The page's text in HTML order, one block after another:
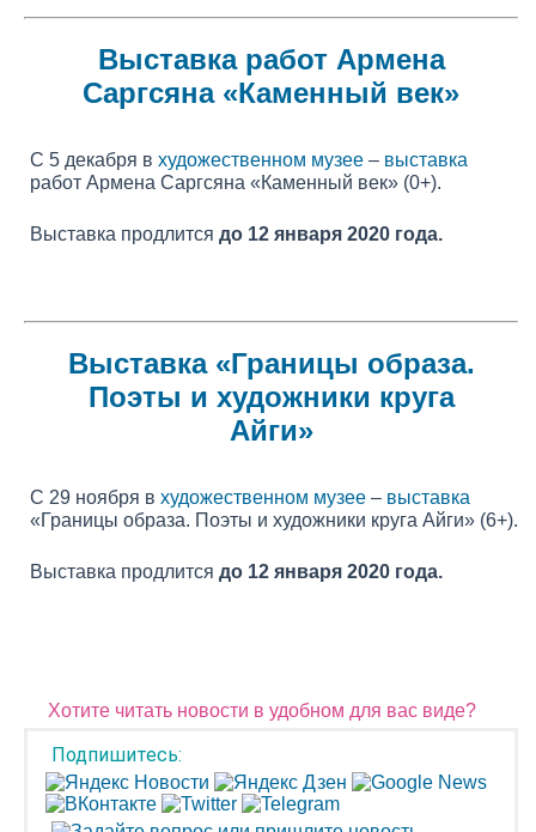
Выставка работ Армена
Саргсяна «Каменный век»
С 5 декабря в художественном музее – выставка
работ Армена Саргсяна «Каменный век» (0+).
Выставка продлится до 12 января 2020 года.
Выставка «Границы образа.
Поэты и художники круга
Айги»
С 29 ноября в художественном музее – выставка
«Границы образа. Поэты и художники круга Айги» (6+).
Выставка продлится до 12 января 2020 года.
Хотите читать новости в удобном для вас виде?
Подпишитесь: